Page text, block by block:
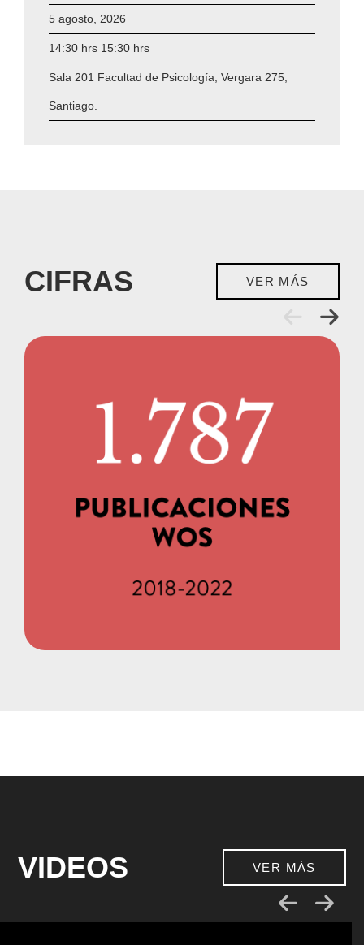
5 agosto, 2026
14:30 hrs 15:30 hrs
Sala 201 Facultad de Psicología, Vergara 275,
Santiago.
VER MÁS
CIFRAS
VER MÁS
VIDEOS